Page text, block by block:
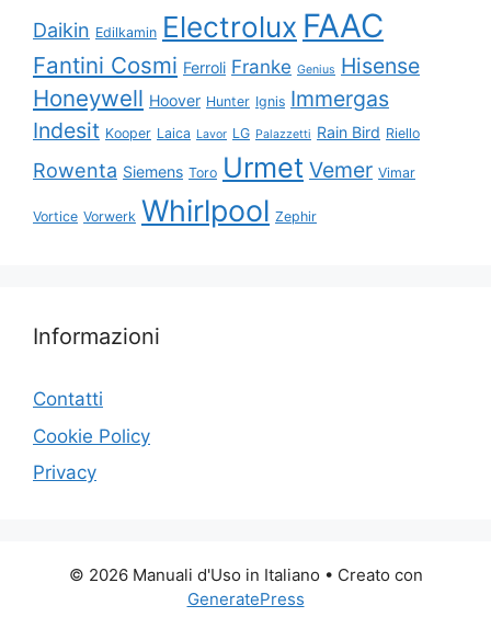
Daikin Edilkamin Electrolux FAAC
Fantini Cosmi Ferroli Franke Genius Hisense
Honeywell Hoover Hunter Ignis Immergas
Indesit Kooper Laica Lavor LG Palazzetti Rain Bird Riello
Rowenta Siemens Toro Urmet Vemer Vimar
Vortice Vorwerk Whirlpool Zephir
Informazioni
Contatti
Cookie Policy
Privacy
© 2026 Manuali d'Uso in Italiano • Creato con
GeneratePress